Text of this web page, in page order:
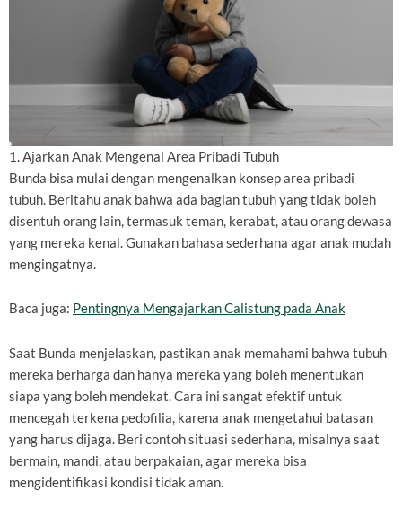
1. Ajarkan Anak Mengenal Area Pribadi Tubuh
Bunda bisa mulai dengan mengenalkan konsep area pribadi
tubuh. Beritahu anak bahwa ada bagian tubuh yang tidak boleh
disentuh orang lain, termasuk teman, kerabat, atau orang dewasa
yang mereka kenal. Gunakan bahasa sederhana agar anak mudah
mengingatnya.
Baca juga: Pentingnya Mengajarkan Calistung pada Anak
Saat Bunda menjelaskan, pastikan anak memahami bahwa tubuh
mereka berharga dan hanya mereka yang boleh menentukan
siapa yang boleh mendekat. Cara ini sangat efektif untuk
mencegah terkena pedofilia, karena anak mengetahui batasan
yang harus dijaga. Beri contoh situasi sederhana, misalnya saat
bermain, mandi, atau berpakaian, agar mereka bisa
mengidentifikasi kondisi tidak aman.